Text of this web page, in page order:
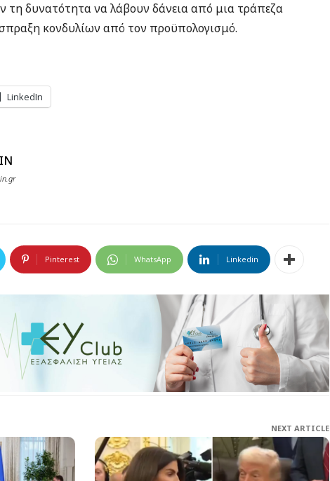
τη δυνατότητα να λάβουν δάνεια από μια τράπεζα
κονδυλίων από τον προϋπολογισμό.
LinkedIn
Pinterest WhatsApp Linkedin
NEXT ARTICLE